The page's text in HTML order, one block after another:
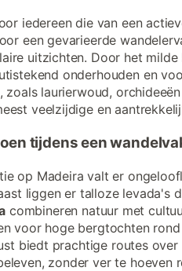
iedereen die van een
een gevarieerde
uitzichten. Door het
onderhouden en
zoals laurierwoud,
veelzijdige en
tijdens een
op Madeira valt er
liggen er talloze levada's
combineren natuur met
voor hoge bergtochten
biedt prachtige routes
zonder ver te hoeven